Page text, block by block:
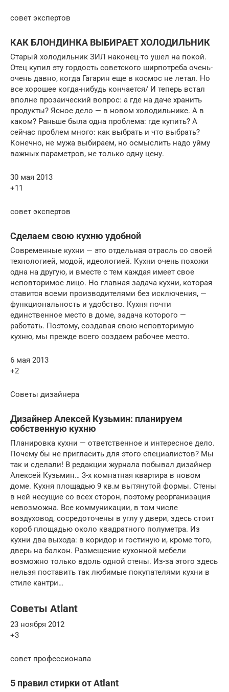
совет экспертов
КАК БЛОНДИНКА ВЫБИРАЕТ ХОЛОДИЛЬНИК
Старый холодильник ЗИЛ наконец-то ушел на покой.
Отец купил эту гордость советского ширпотреба очень-
очень давно, когда Гагарин еще в космос не летал. Но
все хорошее когда-нибудь кончается/ И теперь встал
вполне прозаический вопрос: а где на даче хранить
продукты? Ясное дело — в новом холодильнике. А в
каком? Раньше была одна проблема: где купить? А
сейчас проблем много: как выбрать и что выбрать?
Конечно, не мужа выбираем, но осмыслить надо уйму
важных параметров, не только одну цену.
30 мая 2013
+11
совет экспертов
Сделаем свою кухню удобной
Современные кухни — это отдельная отрасль со своей
технологией, модой, идеологией. Кухни очень похожи
одна на другую, и вместе с тем каждая имеет свое
неповторимое лицо. Но главная задача кухни, которая
ставится всеми производителями без исключения, —
функциональность и удобство. Кухня почти
единственное место в доме, задача которого —
работать. Поэтому, создавая свою неповторимую
кухню, мы прежде всего создаем рабочее место.
6 мая 2013
+2
Советы дизайнера
Дизайнер Алексей Кузьмин: планируем
собственную кухню
Планировка кухни — ответственное и интересное дело.
Почему бы не пригласить для этого специалистов? Мы
так и сделали! В редакции журнала побывал дизайнер
Алексей Кузьмин… 3-х комнатная квартира в новом
доме. Кухня площадью 9 кв.м вытянутой формы. Стены
в ней несущие со всех сторон, поэтому реорганизация
невозможна. Все коммуникации, в том числе
воздуховод, сосредоточены в углу у двери, здесь стоит
короб площадью около квадратного полуметра. Из
кухни два выхода: в коридор и гостиную и, кроме того,
дверь на балкон. Размещение кухонной мебели
возможно только вдоль одной стены. Из-за этого здесь
нельзя поставить так любимые покупателями кухни в
стиле кантри…
Советы Atlant
23 ноября 2012
+3
совет профессионала
5 правил стирки от Atlant